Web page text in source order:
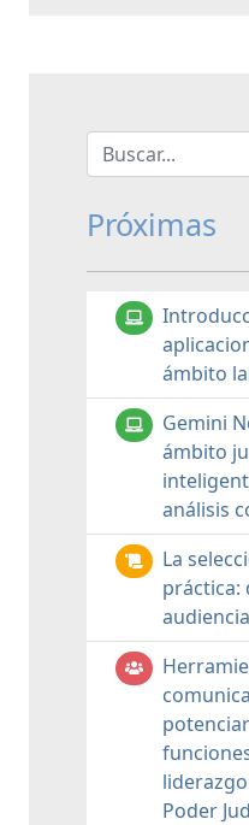
Próximas
ámbito
Gemini
ámbito
análisis
La
práctica:
Poder